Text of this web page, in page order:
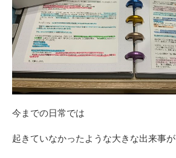
今までの日常では
起きていなかったような大きな出来事が